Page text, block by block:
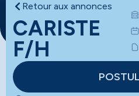
Retour aux annonces
CARISTE
F/H